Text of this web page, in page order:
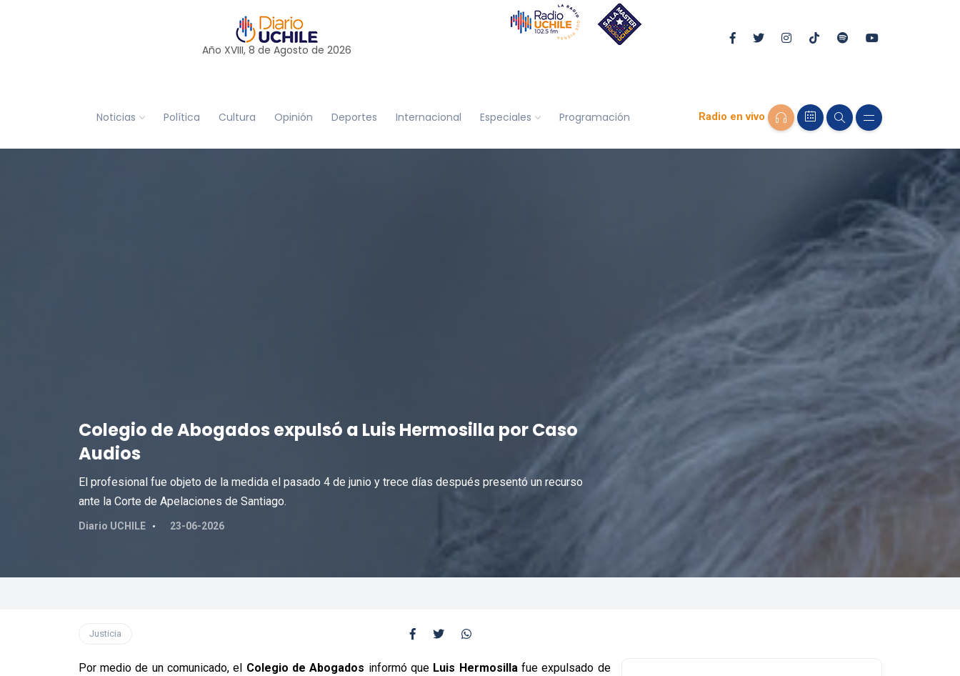
Año XVIII, 8 de Agosto de 2026
Noticias Política Cultura Opinión Deportes Internacional Especiales Programación Radio en vivo
Colegio de Abogados expulsó a Luis Hermosilla por Caso
Audios
El profesional fue objeto de la medida el pasado 4 de junio y trece días después presentó un recurso
ante la Corte de Apelaciones de Santiago.
Diario UCHILE 23-06-2026
Justicia
Por medio de un comunicado, el Colegio de Abogados informó que Luis Hermosillafue expulsado de